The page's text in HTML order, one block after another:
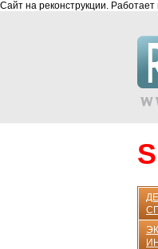
Сайт на реконструкции.